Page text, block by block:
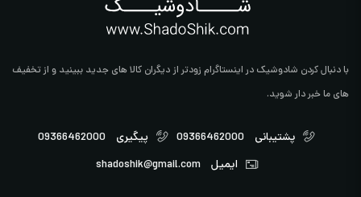
با دنبال کردن شادوشیک در اینستاگرام زودتر از دیگران کالا های جدید ببینید و از تخفیف
های ما خبر دار شوید.
پشتیبانی 09366462000 پیگیری
09366462000
ایمیل
shadoshik@gmail.com